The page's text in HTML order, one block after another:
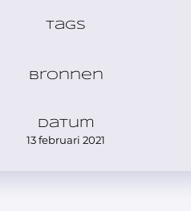
Tags
Bronnen
Datum
13 februari 2021